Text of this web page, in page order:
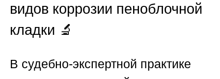
видов коррозии пеноблочной
кладки 🔬
В судебно-экспертной практике